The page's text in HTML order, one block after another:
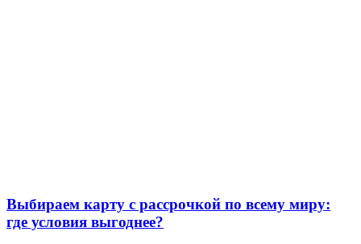
Выбираем карту с рассрочкой по всему миру:
где условия выгоднее?